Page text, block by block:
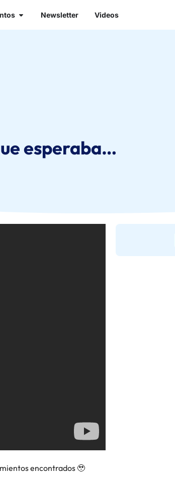
Newsletter Videos
esperaba…
encontrados 🥹